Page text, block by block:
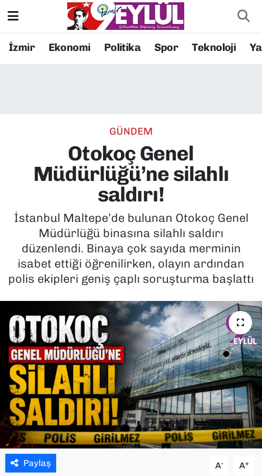
İzmir Ekonomi Politika Spor Teknoloji
GÜNDEM
Otokoç Genel
Müdürlüğü’ne silahlı
saldırı!
İstanbul Maltepe’de bulunan Otokoç Genel
Müdürlüğü binasına silahlı saldırı
düzenlendi. Binaya çok sayıda merminin
isabet ettiği öğrenilirken, olayın ardından
polis ekipleri geniş çaplı soruşturma başlattı
Paylaş A- A+
Resmi İlanlar
EKONOMİ
KÜLTÜR SANAT
MAGAZİN
POLİTİKA
SAĞLIK
SPOR
TEKNOLOJİ
YAŞAM
YEREL YÖNETİMLER
Konak Nöbetçi Eczaneler
Süper Lig Puan Durumu ve Fikstür
Tüm Manşetler
Son Dakika Haberleri
Haber Arşivi